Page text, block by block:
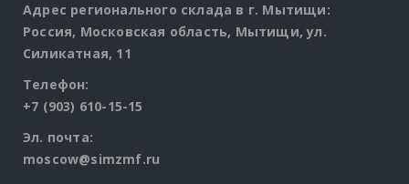
Адрес регионального склада в г. Мытищи:
Россия, Московская область, Мытищи, ул.
Силикатная, 11
Телефон:
+7 (903) 610-15-15
Эл. почта:
moscow@simzmf.ru